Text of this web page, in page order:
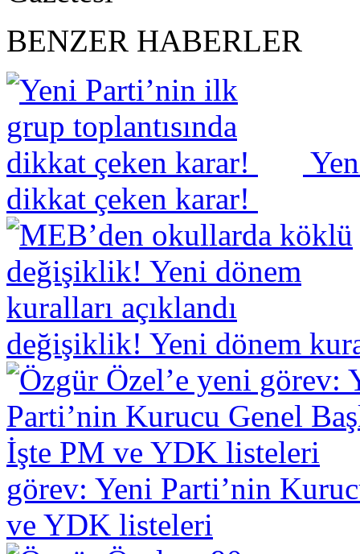
BENZER HABERLER
dikkat çeken karar!
değişiklik! Yeni dönem
görev: Yeni Parti’nin
ve YDK listeleri